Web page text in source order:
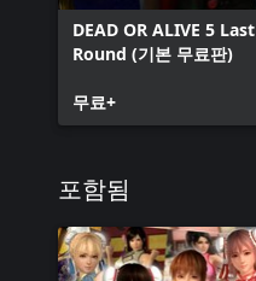
DEAD OR ALIVE 5 Last
Round (기본 무료판)
무료+
포함됨